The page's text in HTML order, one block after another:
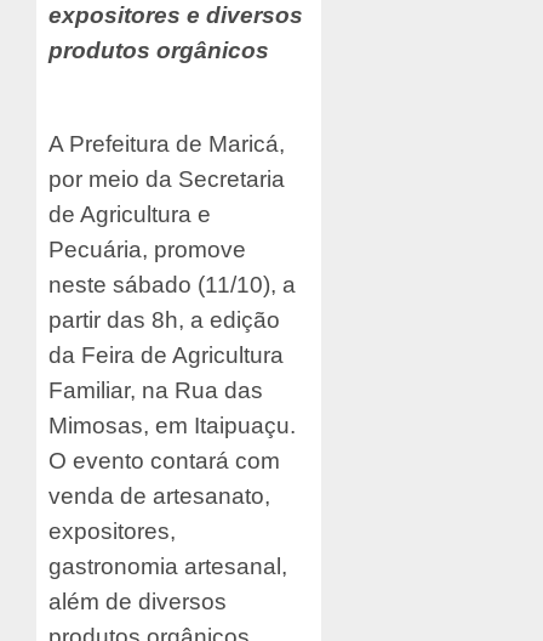
expositores e diversos
produtos orgânicos
A Prefeitura de Maricá,
por meio da Secretaria
de Agricultura e
Pecuária, promove
neste sábado (11/10), a
partir das 8h, a edição
da Feira de Agricultura
Familiar, na Rua das
Mimosas, em Itaipuaçu.
O evento contará com
venda de artesanato,
expositores,
gastronomia artesanal,
além de diversos